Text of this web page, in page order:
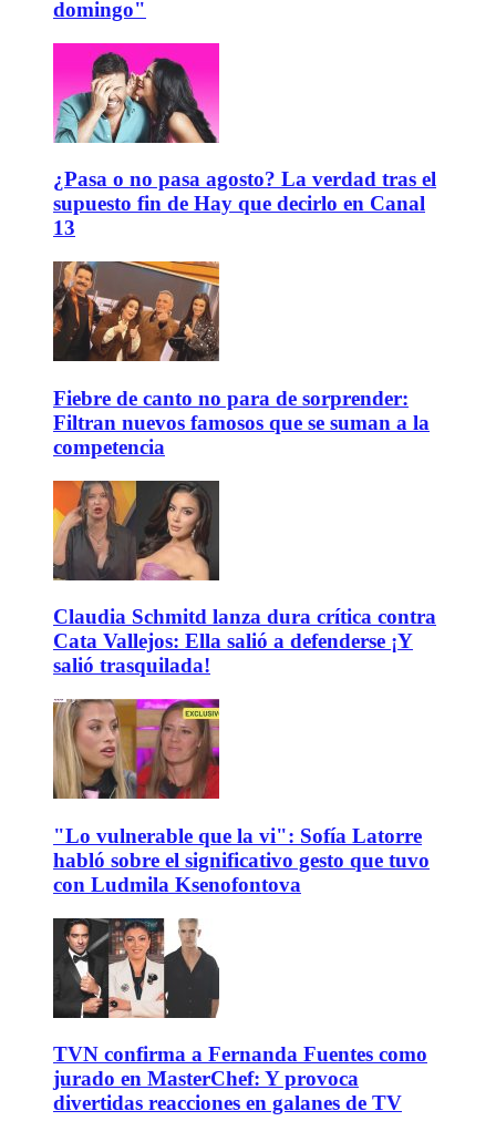
domingo"
¿Pasa o no pasa agosto? La verdad tras el
supuesto fin de Hay que decirlo en Canal
13
Fiebre de canto no para de sorprender:
Filtran nuevos famosos que se suman a la
competencia
Claudia Schmitd lanza dura crítica contra
Cata Vallejos: Ella salió a defenderse ¡Y
salió trasquilada!
"Lo vulnerable que la vi": Sofía Latorre
habló sobre el significativo gesto que tuvo
con Ludmila Ksenofontova
TVN confirma a Fernanda Fuentes como
jurado en MasterChef: Y provoca
divertidas reacciones en galanes de TV